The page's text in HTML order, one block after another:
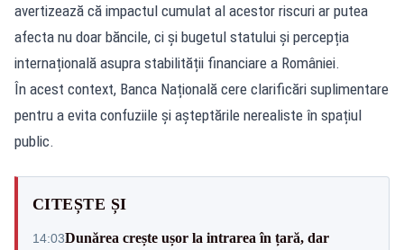
avertizează că impactul cumulat al acestor riscuri ar putea
afecta nu doar băncile, ci și bugetul statului și percepția
internațională asupra stabilității financiare a României.
În acest context, Banca Națională cere clarificări suplimentare
pentru a evita confuziile și așteptările nerealiste în spațiul
public.
CITEȘTE ȘI
14:03Dunărea crește ușor la intrarea în țară, dar